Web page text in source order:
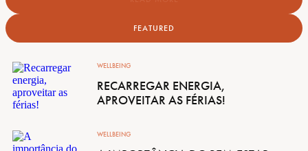
FEATURED
WELLBEING
RECARREGAR ENERGIA,
APROVEITAR AS FÉRIAS!
WELLBEING